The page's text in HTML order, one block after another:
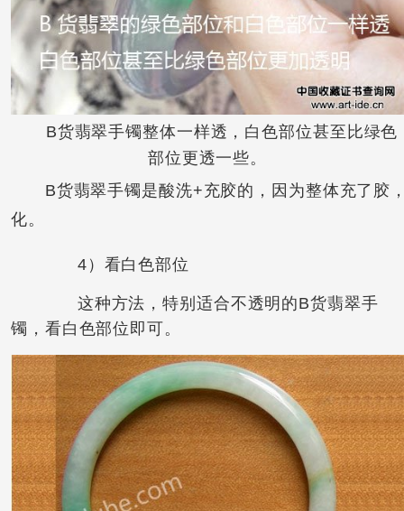
B货翡翠手镯整体一样透，白色部位甚至比绿色
部位更透一些。
B货翡翠手镯是酸洗+充胶的，因为整体充了胶
化。
4）看白色部位
这种方法，特别适合不透明的B货翡翠手
镯，看白色部位即可。